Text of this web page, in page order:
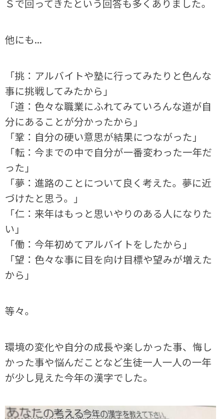
Ｓで回ってきたという回答も多くありました。
他にも...
「挑：アルバイトや塾に行ってみたりと色んな
事に挑戦してみたから」
「道：色々な職業にふれてみていろんな道が自
分にあることが分かったから」
「鞏：自分の硬い意思が結果につながった」
「転：今までの中で自分が一番変わった一年だ
った」
「夢：進路のことについて良く考えた。夢に近
づけたと思う。」
「仁：来年はもっと思いやりのある人になりた
い」
「働：今年初めてアルバイトをしたから」
「望：色々な事に目を向け目標や望みが増えた
から」
等々。
環境の変化や自分の成長や楽しかった事、悔し
かった事や悩んだことなど生徒一人一人の一年
が少し見えた今年の漢字でした。